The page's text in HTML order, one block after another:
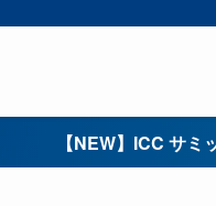
【NEW】ICC サ